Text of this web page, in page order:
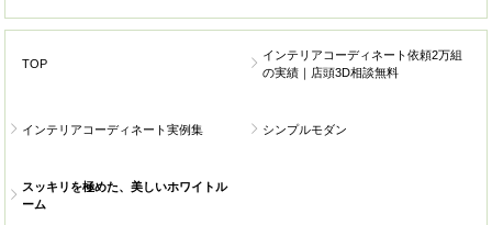
TOP
インテリアコーディネート依頼2万組
の実績｜店頭3D相談無料
インテリアコーディネート実例集 シンプルモダン
スッキリを極めた、美しいホワイトル
ーム